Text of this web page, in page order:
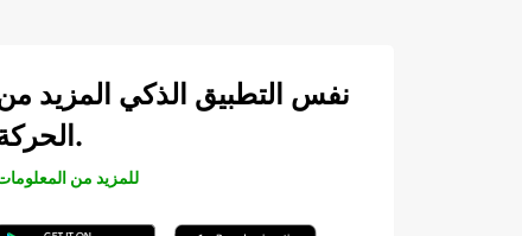
نفس التطبيق الذكي المزيد
الحركة.
للمزيد من